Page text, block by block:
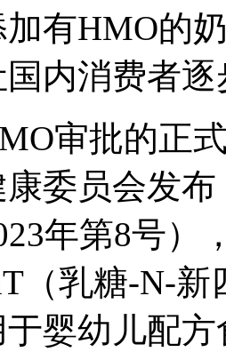
有HMO的
内消费者
审批的正式
委员会发
年第8号）
（乳糖-N-
婴幼儿配